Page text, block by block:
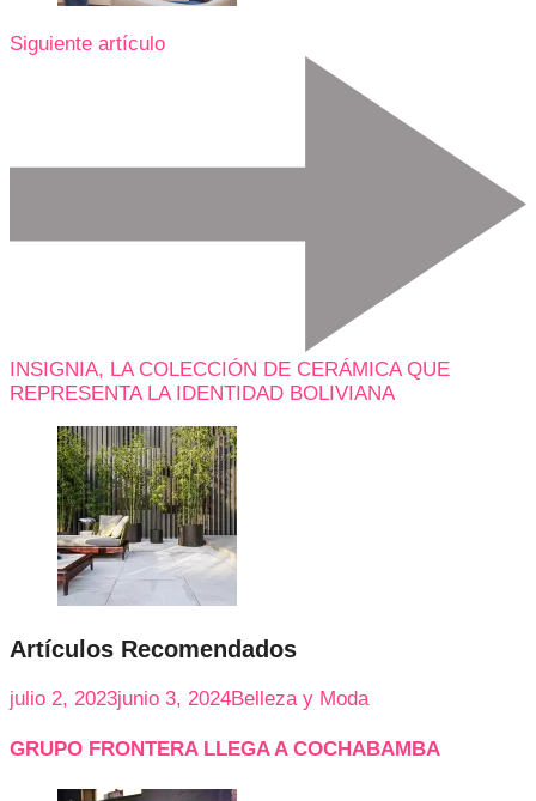
Siguiente artículo
INSIGNIA, LA COLECCIÓN DE CERÁMICA QUE
REPRESENTA LA IDENTIDAD BOLIVIANA
Artículos Recomendados
julio 2, 2023junio 3, 2024Belleza y Moda
GRUPO FRONTERA LLEGA A COCHABAMBA